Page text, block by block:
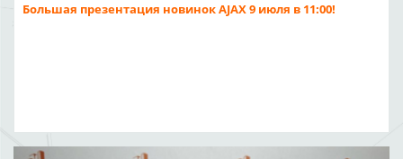
Большая презентация новинок AJAX 9 июля в 11:00!